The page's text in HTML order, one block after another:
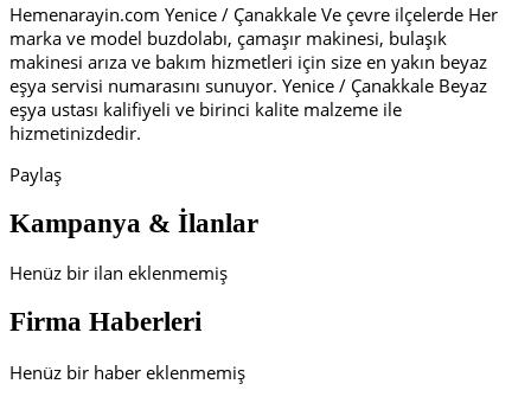
Hemenarayin.com Yenice / Çanakkale Ve çevre ilçelerde Her
marka ve model buzdolabı, çamaşır makinesi, bulaşık
makinesi arıza ve bakım hizmetleri için size en yakın beyaz
eşya servisi numarasını sunuyor. Yenice / Çanakkale Beyaz
eşya ustası kalifiyeli ve birinci kalite malzeme ile
hizmetinizdedir.
Paylaş
Kampanya & İlanlar
Henüz bir ilan eklenmemiş
Firma Haberleri
Henüz bir haber eklenmemiş